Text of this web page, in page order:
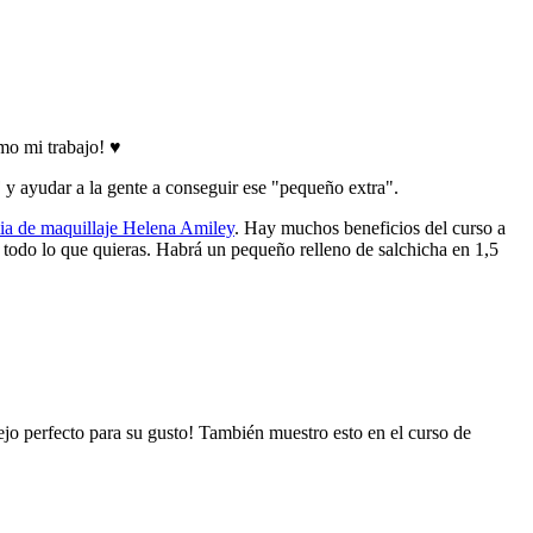
mi trabajo! ♥
ayudar a la gente a conseguir ese "pequeño extra".
de maquillaje Helena Amiley. Hay muchos beneficios del curso a
lo que quieras. Habrá un pequeño relleno de salchicha en 1,5
perfecto para su gusto! También muestro esto en el curso de